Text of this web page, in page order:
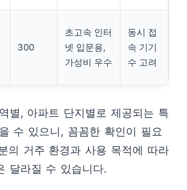
300
초고속 인터
넷 입문용,
가성비 우수
동시 접
속 기기
수 고려
별, 아파트 단지별로 제공되는 특
수 있으니, 꼼꼼한 확인이 필요
의 거주 환경과 사용 목적에 따라
달라질 수 있습니다.